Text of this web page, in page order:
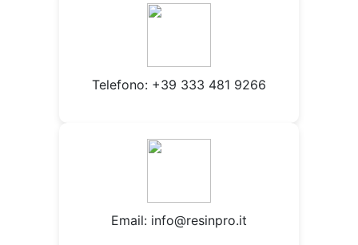
Telefono: +39 333 481 9266
Email: info@resinpro.it